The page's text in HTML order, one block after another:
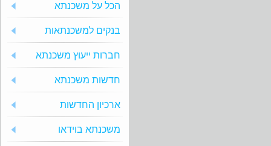
הכל על משכנתא
בנקים למשכנתאות
חברות ייעוץ משכנתא
חדשות משכנתא
ארכיון החדשות
משכנתא בוידאו